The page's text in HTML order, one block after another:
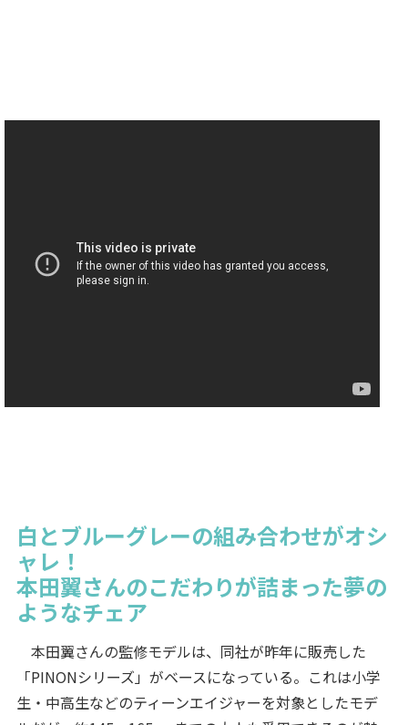
白とブルーグレーの組み合わせがオシ
ャレ！
本田翼さんのこだわりが詰まった夢の
ようなチェア
本田翼さんの監修モデルは、同社が昨年に販売した
「PINONシリーズ」がベースになっている。これは小学
生・中高生などのティーンエイジャーを対象としたモデ